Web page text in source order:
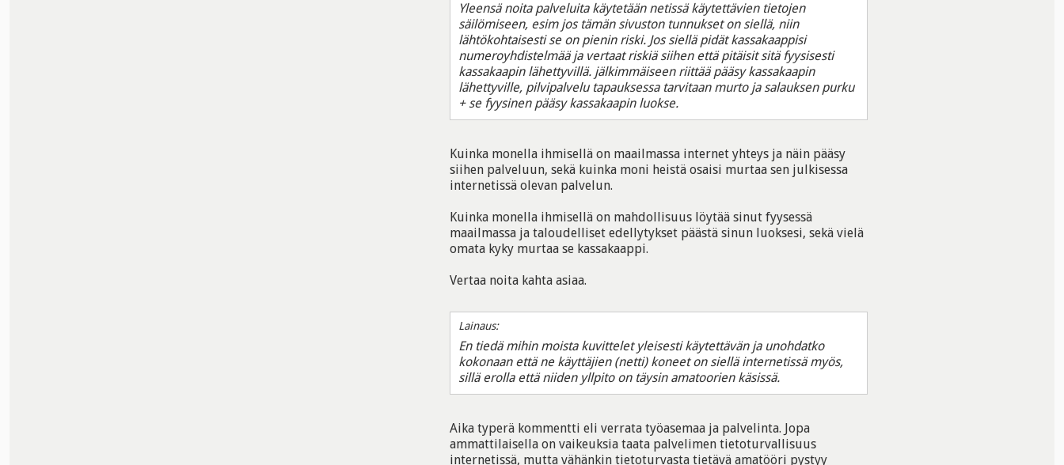
Yleensä noita palveluita käytetään netissä käytettävien tietojen
säilömiseen, esim jos tämän sivuston tunnukset on siellä, niin
lähtökohtaisesti se on pienin riski. Jos siellä pidät kassakaappisi
numeroyhdistelmää ja vertaat riskiä siihen että pitäisit sitä fyysisesti
kassakaapin lähettyvillä. jälkimmäiseen riittää pääsy kassakaapin
lähettyville, pilvipalvelu tapauksessa tarvitaan murto ja salauksen purku
+ se fyysinen pääsy kassakaapin luokse.
Kuinka monella ihmisellä on maailmassa internet yhteys ja näin pääsy
siihen palveluun, sekä kuinka moni heistä osaisi murtaa sen julkisessa
internetissä olevan palvelun.
Kuinka monella ihmisellä on mahdollisuus löytää sinut fyysessä
maailmassa ja taloudelliset edellytykset päästä sinun luoksesi, sekä vielä
omata kyky murtaa se kassakaappi.
Vertaa noita kahta asiaa.
Lainaus:
En tiedä mihin moista kuvittelet yleisesti käytettävän ja unohdatko
kokonaan että ne käyttäjien (netti) koneet on siellä internetissä myös,
sillä erolla että niiden yllpito on täysin amatoorien käsissä.
Aika typerä kommentti eli verrata työasemaa ja palvelinta. Jopa
ammattilaisella on vaikeuksia taata palvelimen tietoturvallisuus
internetissä, mutta vähänkin tietoturvasta tietävä amatööri pystyy